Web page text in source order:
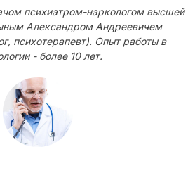
психиатром-наркологом высшей
Александром Андреевичем
психотерапевт). Опыт работы в
- более 10 лет.